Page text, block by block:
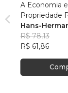
A Economia
Propriedade
Hans-
R$ 78,13
R$ 61,86